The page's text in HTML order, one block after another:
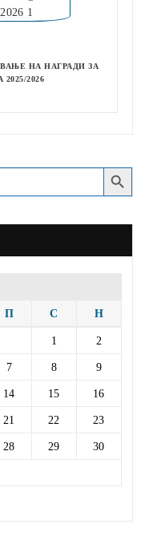
НА НАГРАДИ ЗА
2026
Search Button
П С Н
1 2
7 8 9
14 15 16
21 22 23
28 29 30